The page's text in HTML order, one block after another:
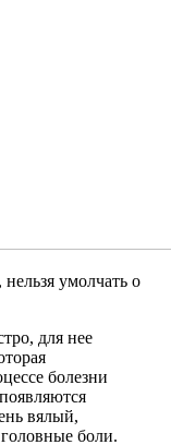
нельзя умолчать о
для нее
болезни
вялый,
боли.